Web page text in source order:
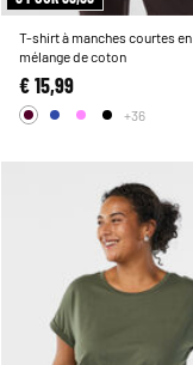
T-shirt à manches courtes en
mélange de coton
€ 15,99
+36